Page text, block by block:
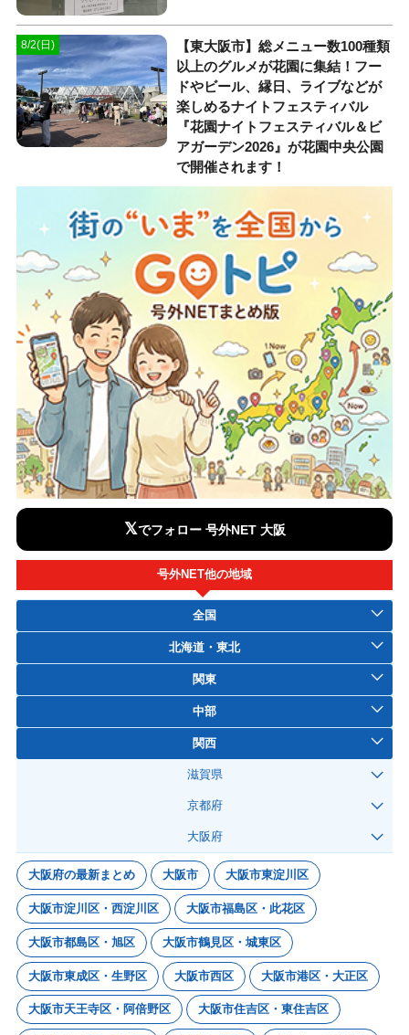
8/2(日)
【東大阪市】総メニュー数100種類
以上のグルメが花園に集結！フー
ドやビール、縁日、ライブなどが
楽しめるナイトフェスティバル
『花園ナイトフェスティバル＆ビ
アガーデン2026』が花園中央公園
で開催されます！
𝕏でフォロー 号外NET 大阪
号外NET他の地域
全国
北海道・東北
関東
中部
関西
滋賀県
京都府
大阪府
大阪府の最新まとめ 大阪市 大阪市東淀川区
大阪市淀川区・西淀川区 大阪市福島区・此花区
大阪市都島区・旭区 大阪市鶴見区・城東区
大阪市東成区・生野区 大阪市西区 大阪市港区・大正区
大阪市天王寺区・阿倍野区 大阪市住吉区・東住吉区